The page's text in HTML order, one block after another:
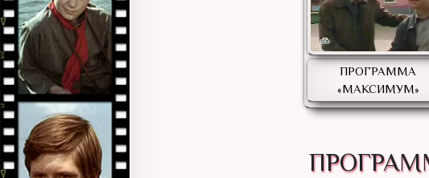
ПРОГРАММА
«МАКСИМУМ»